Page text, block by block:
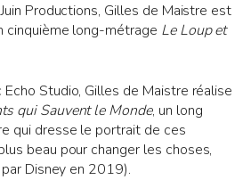
Productions, Gilles de Maistre est
cinquième long-métrage Le Loup et
Studio, Gilles de Maistre réalise
qui Sauvent le Monde, un long
qui dresse le portrait de ces
beau pour changer les choses,
Disney en 2019).